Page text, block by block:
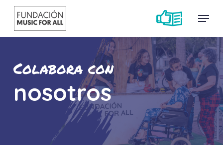
Skip
main
Menu
Colabora con
nosotros